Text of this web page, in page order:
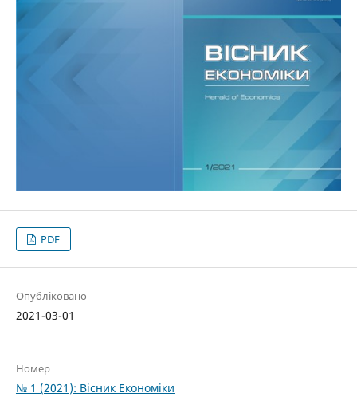
PDF
Опубліковано
2021-03-01
Номер
№ 1 (2021): Вісник Економіки